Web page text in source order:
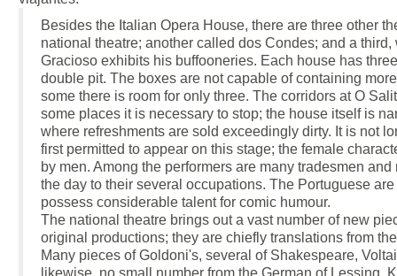
Besides the Italian Opera House, there are three other
national theatre; another called dos Condes; and a
Gracioso exhibits his buffooneries. Each house has
double pit. The boxes are not capable of containing
some there is room for only three. The corridors at O
some places it is necessary to stop; the house itself is
where refreshments are sold exceedingly dirty. It is not
first permitted to appear on this stage; the female
by men. Among the performers are many tradesmen
the day to their several occupations. The Portuguese
possess considerable talent for comic humour.
The national theatre brings out a vast number of new
original productions; they are chiefly translations from
Many pieces of Goldoni's, several of Shakespeare,
likewise, no small number from the German of Lessing,